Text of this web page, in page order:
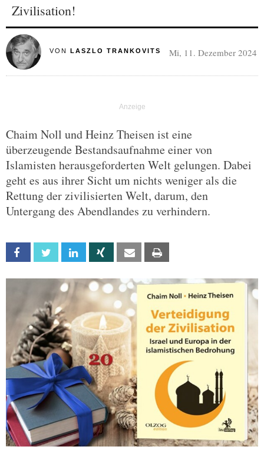
Zivilisation!
VON LASZLO TRANKOVITS Mi, 11. Dezember 2024
Chaim Noll und Heinz Theisen ist eine
überzeugende Bestandsaufnahme einer von
Islamisten herausgeforderten Welt gelungen. Dabei
geht es aus ihrer Sicht um nichts weniger als die
Rettung der zivilisierten Welt, darum, den
Untergang des Abendlandes zu verhindern.
Facebook Twitter Linkedin Xing Email